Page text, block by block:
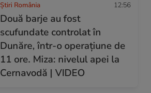
Știri România 12:56
Două barje au fost
scufundate controlat în
Dunăre, într-o operațiune de
11 ore. Miza: nivelul apei la
Cernavodă | VIDEO